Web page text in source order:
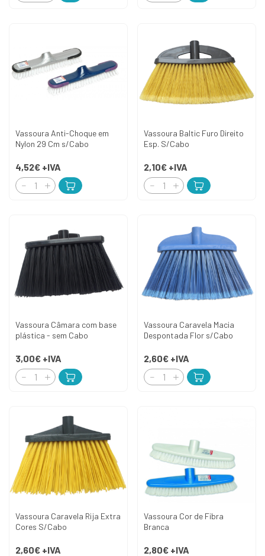
Vassoura Anti-Choque em
Nylon 29 Cm s/Cabo
4,52€ +IVA
Vassoura Baltic Furo Direito
Esp. S/Cabo
2,10€ +IVA
Vassoura Câmara com base
plástica - sem Cabo
3,00€ +IVA
Vassoura Caravela Macia
Despontada Flor s/Cabo
2,60€ +IVA
Vassoura Caravela Rija Extra
Cores S/Cabo
2,60€ +IVA
Vassoura Cor de Fibra
Branca
2,80€ +IVA